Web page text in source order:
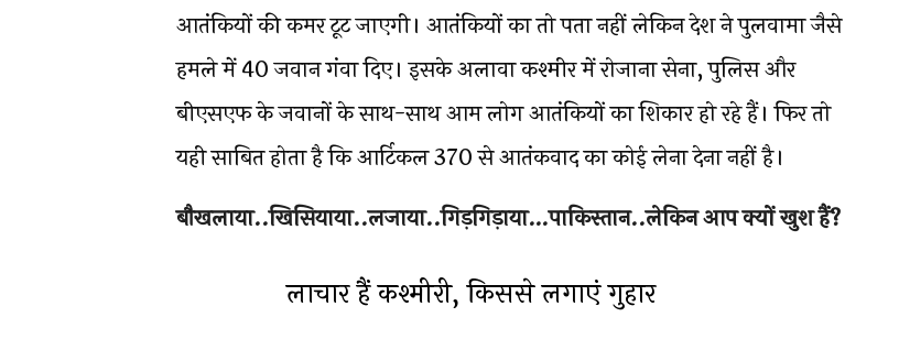
आतंकियों की कमर टूट जाएगी। आतंकियों का तो पता नहीं लेकिन देश ने पुलवामा जैसे
हमले में 40 जवान गंवा दिए। इसके अलावा कश्मीर में रोजाना सेना, पुलिस और
बीएसएफ के जवानों के साथ-साथ आम लोग आतंकियों का शिकार हो रहे हैं। फिर तो
यही साबित होता है कि आर्टिकल 370 से आतंकवाद का कोई लेना देना नहीं है।
बौखलाया..खिसियाया..लजाया..गिड़गिड़ाया…पाकिस्तान..लेकिन आप क्यों खुश हैं?
लाचार हैं कश्मीरी, किससे लगाएं गुहार